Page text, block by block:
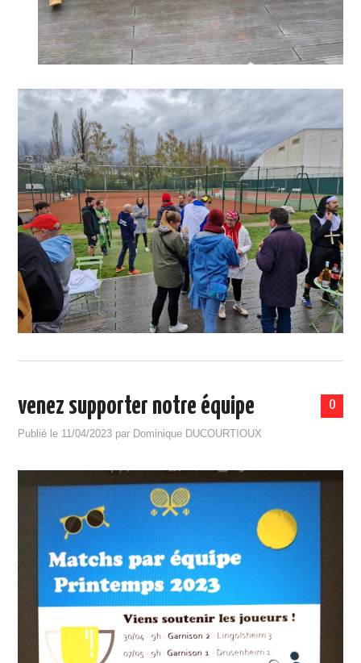
0
venez supporter notre équipe
Publié le 11/04/2023 par Dominique DUCOURTIOUX